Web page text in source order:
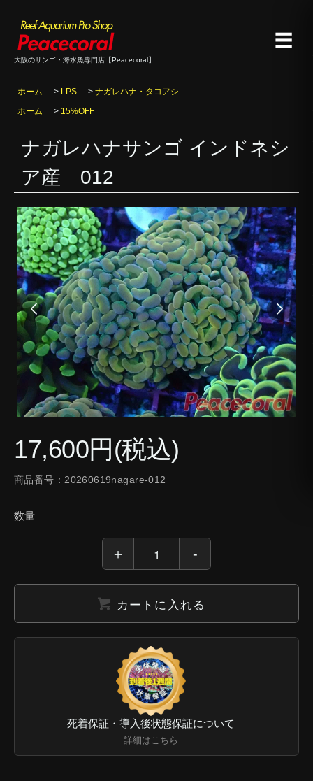
大阪のサンゴ・海水魚専門店【Peacecoral】
☰
ホーム > LPS > ナガレハナ・タコアシ
ホーム
> 15%OFF
ナガレハナサンゴ インドネシ
ア産 012
17,600円(税込)
商品番号：20260619nagare-012
数量
カートに入れる
死着保証・導入後状態保証について
詳細はこちら